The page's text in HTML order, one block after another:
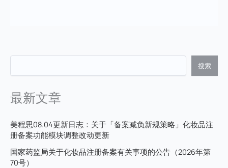
搜索
最新文章
美程思08.04更新日志：关于「备案减负新规策略」化妆品注
册备案功能模块调整改动更新
国家药监局关于化妆品注册备案有关事项的公告（2026年第
70号）